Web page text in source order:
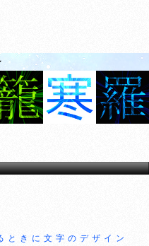
ときに文字のデザイン